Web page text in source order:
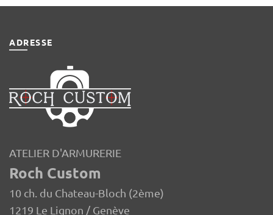
ADRESSE
ATELIER D'ARMURERIE
Roch Custom
10 ch. du Chateau-Bloch (2ème)
1219 Le Lignon / Genève